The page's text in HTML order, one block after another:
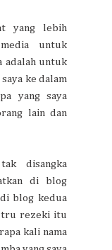
yang lebih
untuk
adalah untuk
ke dalam
yang saya
lain dan
disangka
di blog
blog kedua
rezeki itu
kali nama